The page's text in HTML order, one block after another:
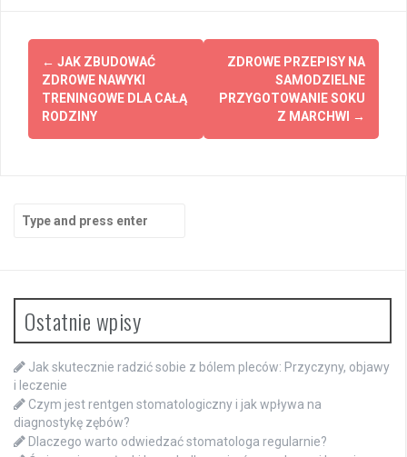
Post
navigation
← JAK ZBUDOWAĆ
ZDROWE NAWYKI
TRENINGOWE DLA CAŁĄ
RODZINY
ZDROWE PRZEPISY NA
SAMODZIELNE
PRZYGOTOWANIE SOKU
Z MARCHWI
→
Search
for:
Ostatnie wpisy
Jak skutecznie radzić sobie z bólem pleców: Przyczyny, objawy
i leczenie
Czym jest rentgen stomatologiczny i jak wpływa na
diagnostykę zębów?
Dlaczego warto odwiedzać stomatologa regularnie?